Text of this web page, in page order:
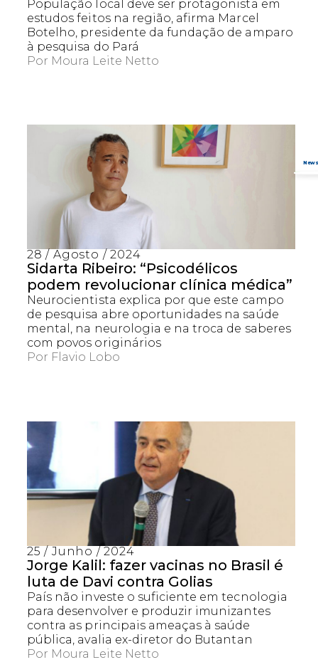
População local deve ser protagonista em
estudos feitos na região, afirma Marcel
Botelho, presidente da fundação de amparo
à pesquisa do Pará
Por Moura Leite Netto
28 / Agosto / 2024
Sidarta Ribeiro: “Psicodélicos
podem revolucionar clínica médica”
Neurocientista explica por que este campo
de pesquisa abre oportunidades na saúde
mental, na neurologia e na troca de saberes
com povos originários
Por Flavio Lobo
25 / Junho / 2024
Jorge Kalil: fazer vacinas no Brasil é
luta de Davi contra Golias
País não investe o suficiente em tecnologia
para desenvolver e produzir imunizantes
contra as principais ameaças à saúde
pública, avalia ex-diretor do Butantan
Por Moura Leite Netto